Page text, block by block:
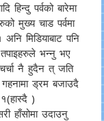
हिन्दु पर्वको बारेमा
मुख्य चाड पर्वमा
मिडियाबाट पनि
भन्नु भए
चर्चा नै हुदैन त् जति
ड्रम बजाउदै
)
हाँसोमा उदाउनु